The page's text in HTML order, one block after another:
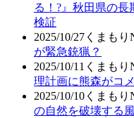
る！?』秋田県の
検証
2025/10/27 くまもり
が緊急銃猟？
2025/10/11 くまもり
理計画に熊森がコ
2025/10/10 くまもり
の自然を破壊する